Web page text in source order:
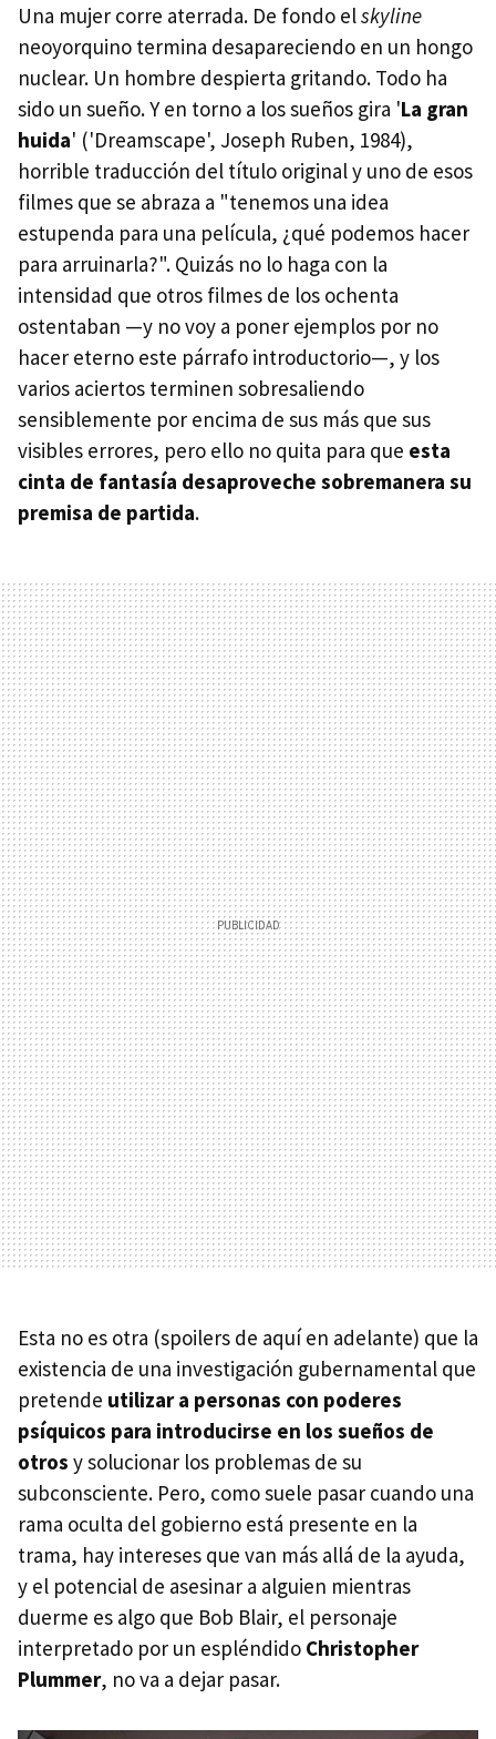
Una mujer corre aterrada. De fondo elskyline
neoyorquino termina desapareciendo en un hongo
nuclear. Un hombre despierta gritando. Todo ha
sido un sueño. Y en torno a los sueños gira 'La gran
huida' ('Dreamscape', Joseph Ruben, 1984),
horrible traducción del título original y uno de esos
filmes que se abraza a "tenemos una idea
estupenda para una película, ¿qué podemos hacer
para arruinarla?". Quizás no lo haga con la
intensidad que otros filmes de los ochenta
ostentaban —y no voy a poner ejemplos por no
hacer eterno este párrafo introductorio—, y los
varios aciertos terminen sobresaliendo
sensiblemente por encima de sus más que sus
visibles errores, pero ello no quita para que esta
cinta de fantasía desaproveche sobremanera su
premisa de partida.
Esta no es otra (spoilers de aquí en adelante) que la
existencia de una investigación gubernamental que
pretende utilizar a personas con poderes
psíquicos para introducirse en los sueños de
otros y solucionar los problemas de su
subconsciente. Pero, como suele pasar cuando una
rama oculta del gobierno está presente en la
trama, hay intereses que van más allá de la ayuda,
y el potencial de asesinar a alguien mientras
duerme es algo que Bob Blair, el personaje
interpretado por un espléndido Christopher
Plummer, no va a dejar pasar.